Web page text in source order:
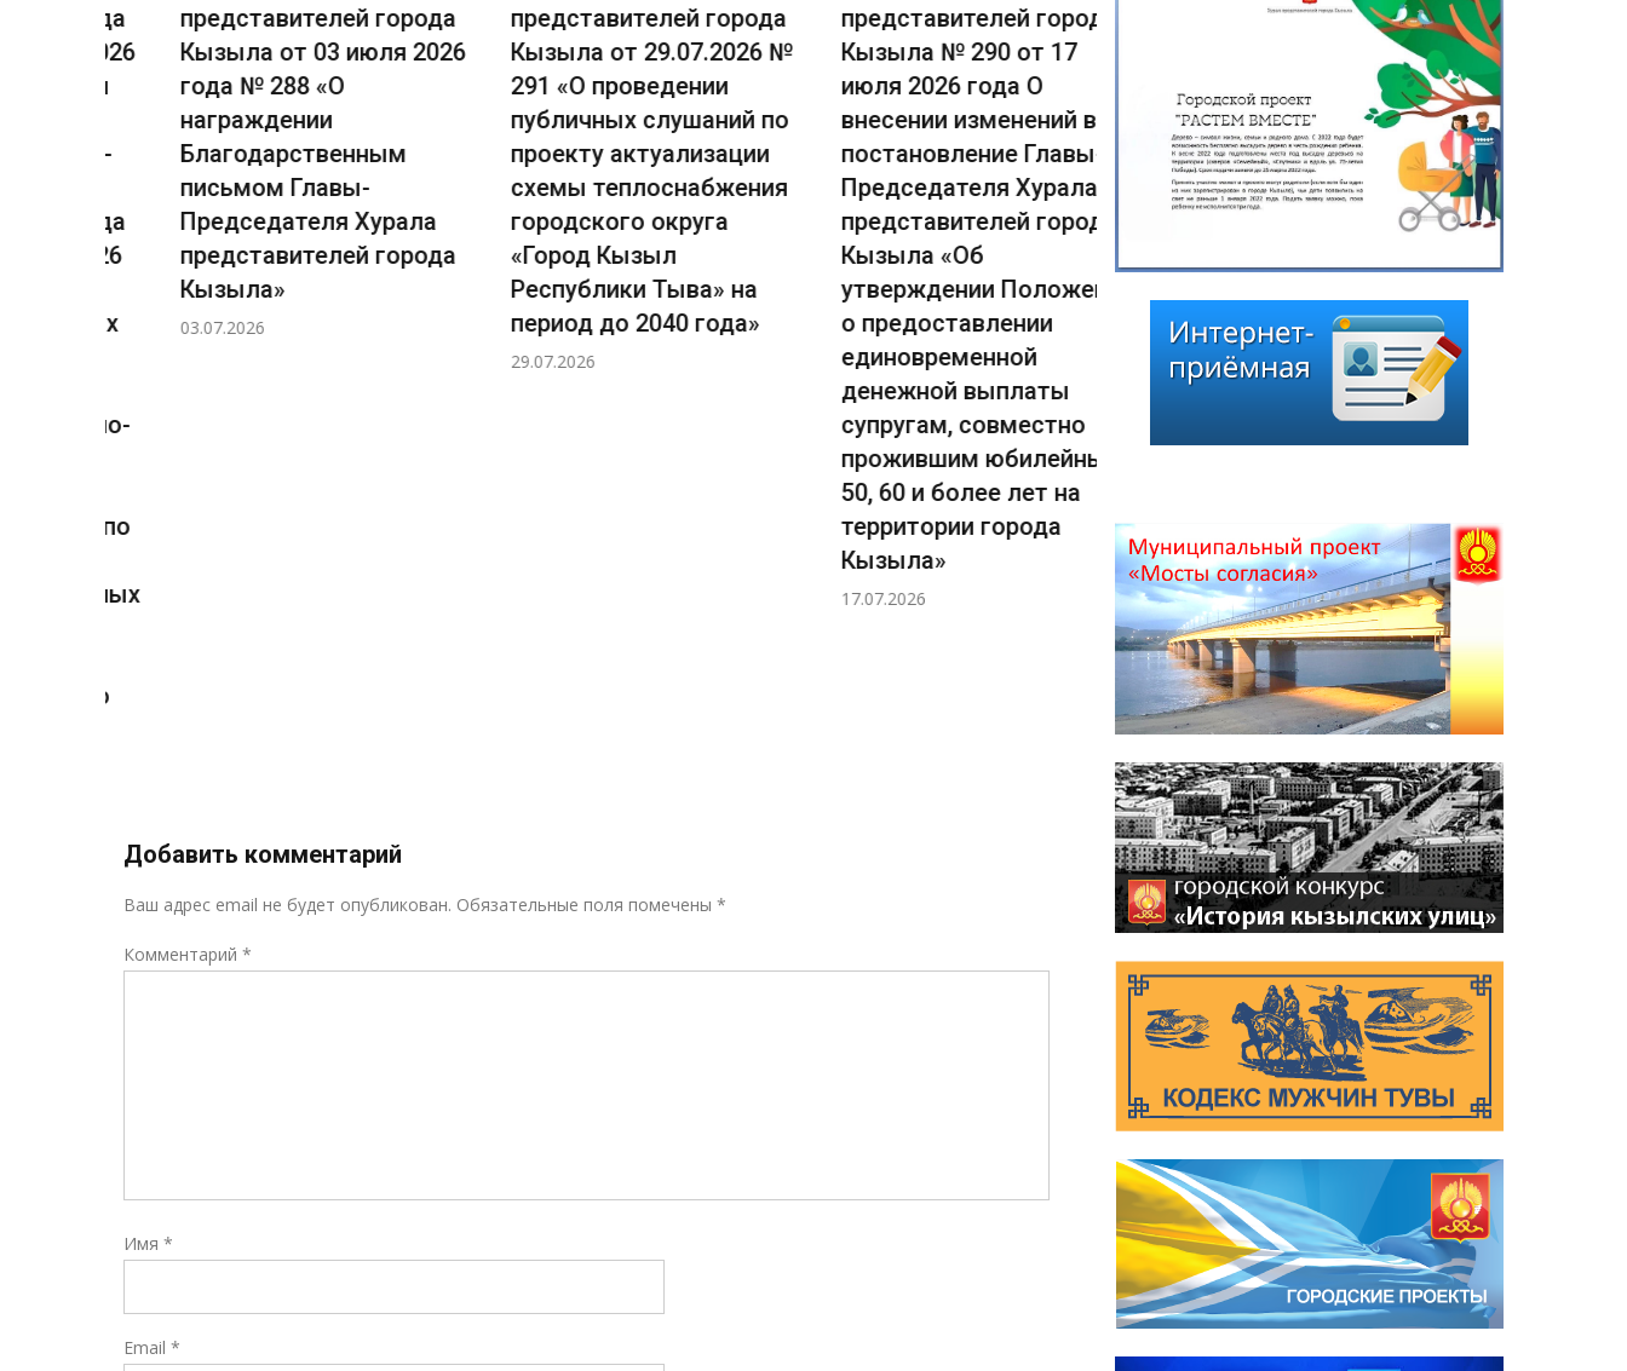
представителей города
Кызыла от 03 июля 2026
года № 288 «О
награждении
Благодарственным
письмом Главы-
Председателя Хурала
представителей города
Кызыла»
03.07.2026
представителей города
Кызыла от 29.07.2026 №
291 «О проведении
публичных слушаний по
проекту актуализации
схемы теплоснабжения
городского округа
«Город Кызыл
Республики Тыва» на
период до 2040 года»
29.07.2026
представителей города
Кызыла № 290 от 17
июля 2026 года О
внесении изменений в
постановление Главы-
Председателя Хурала
представителей города
Кызыла «Об
утверждении Положения
о предоставлении
единовременной
денежной выплаты
супругам, совместно
прожившим юбилейные
50, 60 и более лет на
территории города
Кызыла»
17.07.2026
представителей города
Кызыла от 13 июля 2026
заседания внеочередной
сессии Хурала
представителей города
Добавить комментарий
Ваш адрес email не будет опубликован. Обязательные поля помечены *
Комментарий *
Имя *
Email *
Рейтинг *